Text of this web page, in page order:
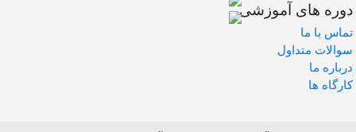
دوره های آموزشی
تماس با ما
سوالات متداول
درباره ما
کارگاه ها